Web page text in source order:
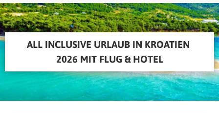
ALL INCLUSIVE URLAUB IN KROATIEN
2026 MIT FLUG & HOTEL